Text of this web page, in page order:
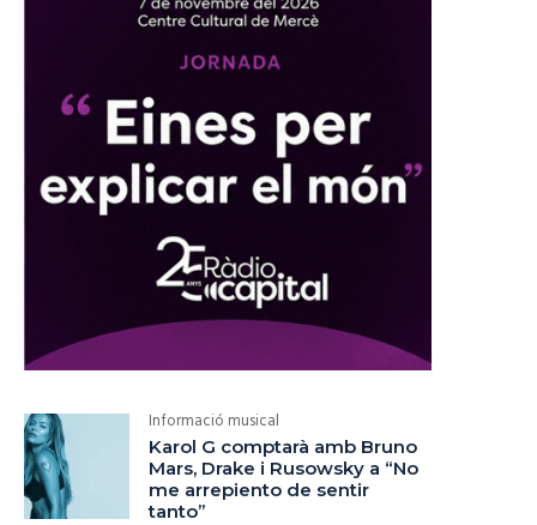
Informació musical
Karol G comptarà amb Bruno
Mars, Drake i Rusowsky a “No
me arrepiento de sentir
tanto”